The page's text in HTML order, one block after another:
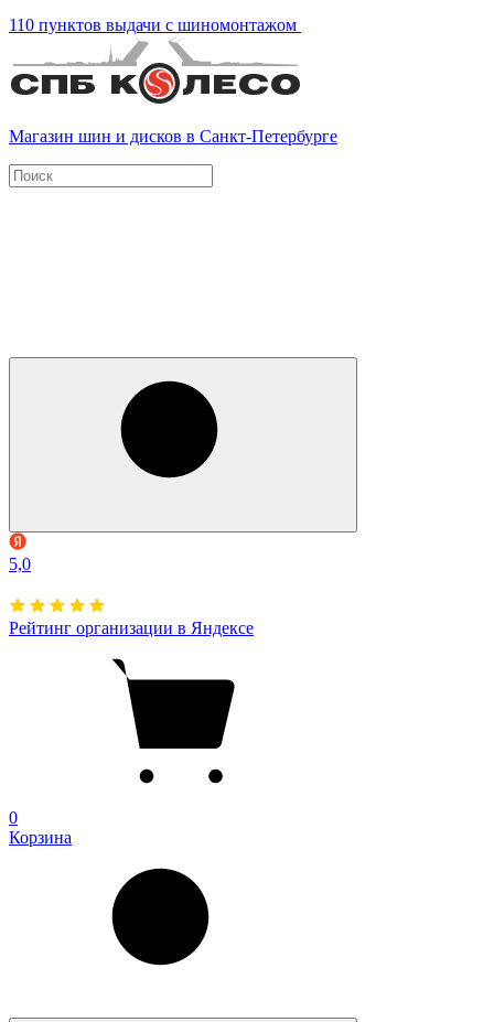
110 пунктов выдачи с шиномонтажом
Магазин шин и дисков в Санкт-Петербурге
5,0
Рейтинг организации в Яндексе
0
Корзина